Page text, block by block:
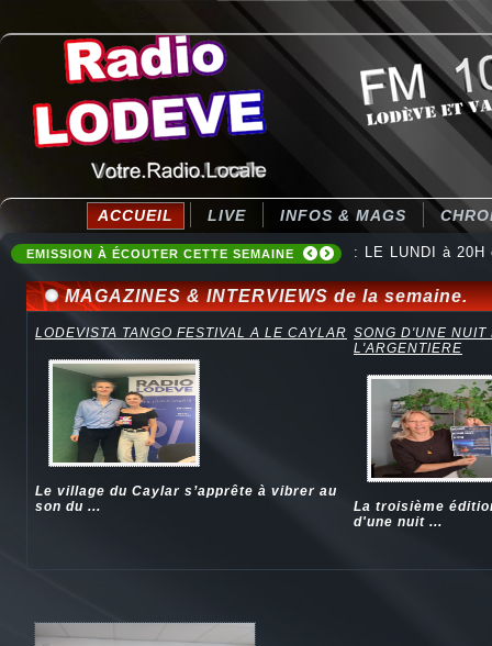
ACCUEIL LIVE INFOS & MAGS
EMISSION À ÉCOUTER CETTE SEMAINE : LE LUNDI à
MAGAZINES & INTERVIEWS de la semaine.
LODEVISTA TANGO FESTIVAL A LE CAYLAR
Le village du Caylar s’apprête à vibrer au
son du ...
SONG D'UNE NUIT
L'ARGENTIERE
La troisième
d'une nuit ...